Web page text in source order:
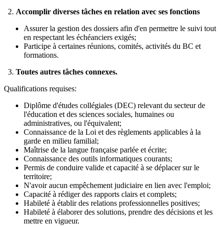
2. Accomplir diverses tâches en relation avec ses fonctions
Assurer la gestion des dossiers afin d'en permettre le suivi tout
en respectant les échéanciers exigés;
Participe à certaines réunions, comités, activités du BC et
formations.
3. Toutes autres tâches connexes.
Qualifications requises:
Diplôme d'études collégiales (DEC) relevant du secteur de
l'éducation et des sciences sociales, humaines ou
administratives, ou l'équivalent;
Connaissance de la Loi et des règlements applicables à la
garde en milieu familial;
Maîtrise de la langue française parlée et écrite;
Connaissance des outils informatiques courants;
Permis de conduire valide et capacité à se déplacer sur le
territoire;
N'avoir aucun empêchement judiciaire en lien avec l'emploi;
Capacité à rédiger des rapports clairs et complets;
Habileté à établir des relations professionnelles positives;
Habileté à élaborer des solutions, prendre des décisions et les
mettre en vigueur.